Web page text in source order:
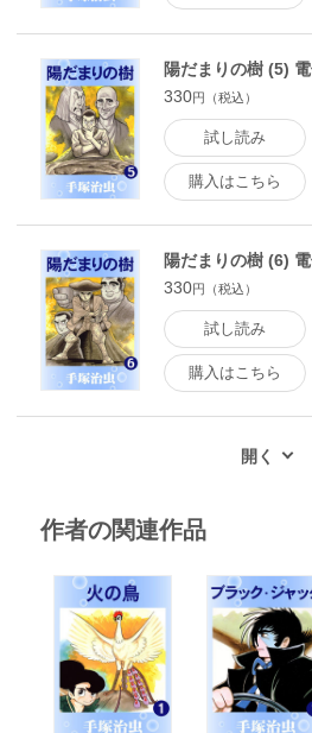
陽だまりの樹 (5)
330円（税込）
試し読み
購入はこちら
陽だまりの樹 (6)
330円（税込）
試し読み
購入はこちら
作者の関連作品